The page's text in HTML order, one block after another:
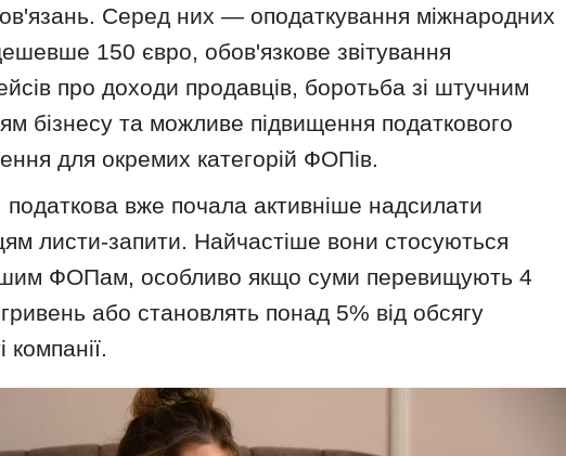
Серед них — оподаткування міжнародних
150 євро, обов'язкове звітування
про доходи продавців, боротьба зі штучним
бізнесу та можливе підвищення податкового
для окремих категорій ФОПів.
податкова вже почала активніше надсилати
листи-запити. Найчастіше вони стосуються
ФОПам, особливо якщо суми перевищують 4
або становлять понад 5% від обсягу
компанії.